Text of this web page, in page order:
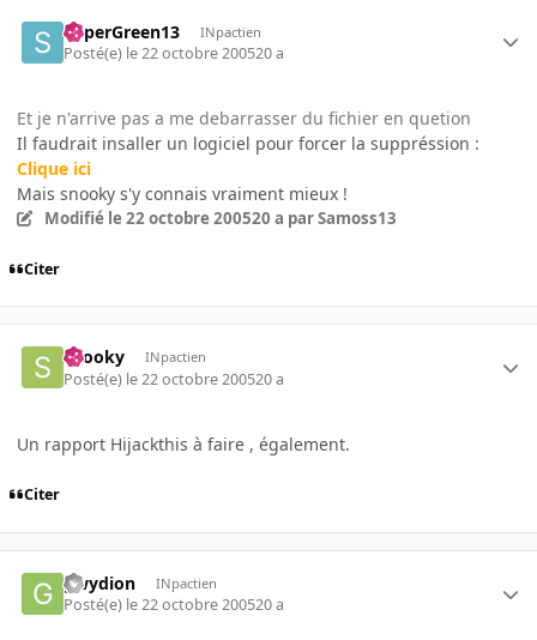
SuperGreen13 INpactien
Posté(e) le 22 octobre 200520 a
Et je n'arrive pas a me debarrasser du fichier en quetion
Il faudrait insaller un logiciel pour forcer la suppréssion :
Clique ici
Mais snooky s'y connais vraiment mieux !
Modifié le 22 octobre 200520 a par Samoss13
Citer
snooky INpactien
Posté(e) le 22 octobre 200520 a
Un rapport Hijackthis à faire , également.
Citer
gwydion INpactien
Posté(e) le 22 octobre 200520 a